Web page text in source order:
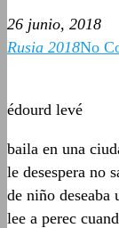
26 junio, 2018
Rusia 2018No
édourd levé
baila en una
le desespera no
de niño deseaba
lee a perec